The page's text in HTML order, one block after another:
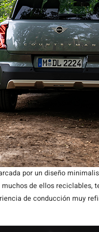
por un diseño
de ellos reciclables,
de conducción muy